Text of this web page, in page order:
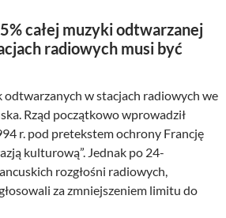
całej muzyki odtwarzanej
radiowych musi być
odtwarzanych w stacjach radiowych we
Rząd początkowo wprowadził
r. pod pretekstem ochrony Francję
kulturową”. Jednak po 24-
rozgłośni radiowych,
za zmniejszeniem limitu do